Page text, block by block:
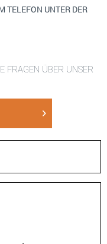
TELEFON UNTER DER
FRAGEN ÜBER UNSER